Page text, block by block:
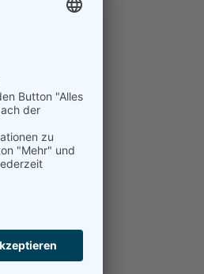
(21)
Jugend(59)
Pokal
Turniere